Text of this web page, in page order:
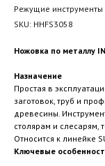
Режущие инструменты
SKU: HHFS3058
Ножовка по металлу
Назначение
Простая в
заготовок, труб и
древесины.
столярам и
Относится к линейке
Ключевые